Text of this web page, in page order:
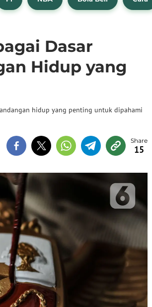
Dasar
Hidup yang
hidup yang penting untuk dipahami
15